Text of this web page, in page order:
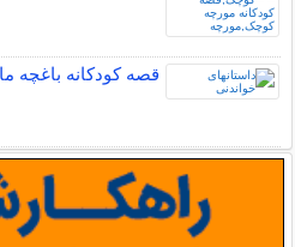
قصه کودکانه باغچه